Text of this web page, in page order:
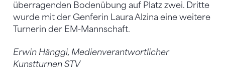
überragenden Bodenübung auf Platz zwei. Dritte
wurde mit der Genferin Laura Alzina eine weitere
Turnerin der EM-Mannschaft.
Erwin Hänggi, Medienverantwortlicher
Kunstturnen STV